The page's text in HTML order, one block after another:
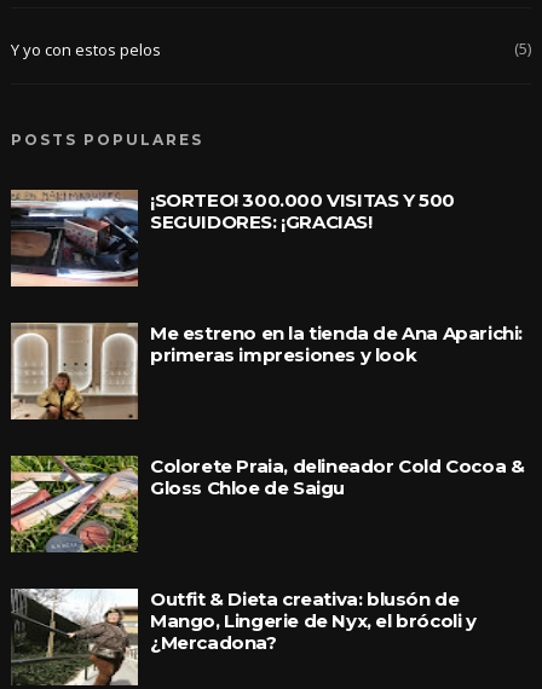
Y yo con estos pelos (5)
POSTS POPULARES
¡SORTEO! 300.000 VISITAS Y 500
SEGUIDORES: ¡GRACIAS!
Me estreno en la tienda de Ana Aparichi:
primeras impresiones y look
Colorete Praia, delineador Cold Cocoa &
Gloss Chloe de Saigu
Outfit & Dieta creativa: blusón de
Mango, Lingerie de Nyx, el brócoli y
¿Mercadona?